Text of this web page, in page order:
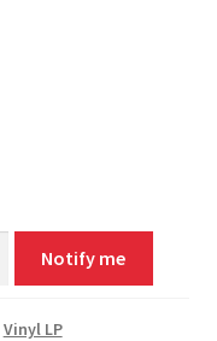
Notify me
Vinyl LP